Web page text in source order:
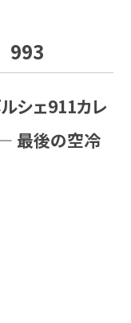
993
シェ911カレ
― 最後の空冷